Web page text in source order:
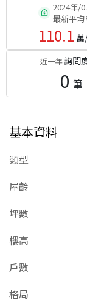
2024年/
最新平均
110.1 萬
近一年詢問
0 筆
基本資料
類型
屋齡
坪數
樓高
戶數
格局